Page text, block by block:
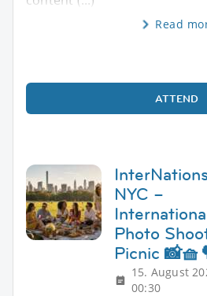
Read
ATTEND
NYC –
Photo
Picnic
15. August
00:30